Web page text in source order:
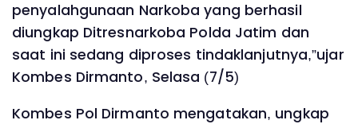
penyalahgunaan Narkoba yang berhasil
diungkap Ditresnarkoba Polda Jatim dan
saat ini sedang diproses tindaklanjutnya,”ujar
Kombes Dirmanto, Selasa (7/5)
Kombes Pol Dirmanto mengatakan, ungkap